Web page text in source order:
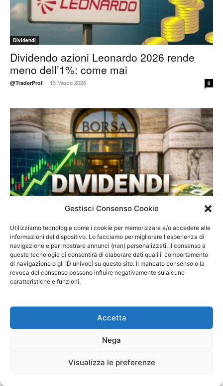
Gestisci Consenso Cookie
Utilizziamo tecnologie come i cookie per memorizzare e/o accedere alle
informazioni del dispositivo. Lo facciamo per migliorare l'esperienza di
navigazione e per mostrare annunci (non) personalizzati. Il consenso a
queste tecnologie ci consentirà di elaborare dati quali il comportamento
di navigazione o gli ID univoci su questo sito. Il mancato consenso o la
revoca del consenso possono influire negativamente su alcune
caratteristiche e funzioni.
Accetta
Nega
Visualizza le preferenze
Dividendi
Dividendo azioni Leonardo 2026 rende
meno dell’1%: come mai
@TraderProf - 13 Marzo 2026 0
Dividendi
Dividendo Generali 2026 sale del 14,7%
con yield 4,95% a prezzi...